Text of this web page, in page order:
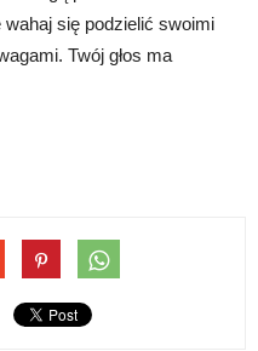
wahaj się podzielić swoimi
Twój głos ma